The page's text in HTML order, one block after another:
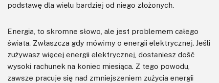
podstawę dla wielu bardziej od niego złożonych.
Energia, to skromne słowo, ale jest problemem całego
świata. Zwłaszcza gdy mówimy o energii elektrycznej. Jeśli
zużywasz więcej energii elektrycznej, dostaniesz dość
wysoki rachunek na koniec miesiąca. Z tego powodu,
zawsze pracuje się nad zmniejszeniem zużycia energii